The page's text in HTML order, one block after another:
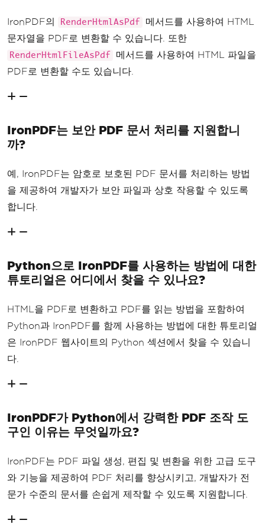
IronPDF의 RenderHtmlAsPdf
메서드를 사용하여 HTML
문자열을 PDF로 변환할 수 있습니다. 또한
RenderHtmlFileAsPdf
메서드를 사용하여 HTML 파일을
PDF로 변환할 수도 있습니다.
IronPDF는 보안 PDF 문서 처리를 지원합니
까?
예, IronPDF는 암호로 보호된 PDF 문서를 처리하는 방법
을 제공하여 개발자가 보안 파일과 상호 작용할 수 있도록
합니다.
Python으로 IronPDF를 사용하는 방법에 대한
튜토리얼은 어디에서 찾을 수 있나요?
HTML을 PDF로 변환하고 PDF를 읽는 방법을 포함하여
Python과 IronPDF를 함께 사용하는 방법에 대한 튜토리얼
은 IronPDF 웹사이트의 Python 섹션에서 찾을 수 있습니
다.
IronPDF가 Python에서 강력한 PDF 조작 도
구인 이유는 무엇일까요?
IronPDF는 PDF 파일 생성, 편집 및 변환을 위한 고급 도구
와 기능을 제공하여 PDF 처리를 향상시키고, 개발자가 전
문가 수준의 문서를 손쉽게 제작할 수 있도록 지원합니다.